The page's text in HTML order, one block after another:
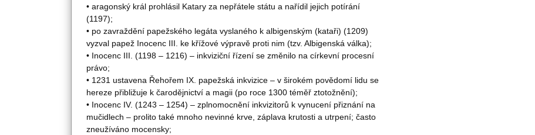
• aragonský král prohlásil Katary za nepřátele státu a nařídil jejich potírání
(1197);
• po zavraždění papežského legáta vyslaného k albigenským (kataři) (1209)
vyzval papež Inocenc III. ke křížové výpravě proti nim (tzv. Albigenská válka);
• Inocenc III. (1198 – 1216) – inkviziční řízení se změnilo na církevní procesní
právo;
• 1231 ustavena Řehořem IX. papežská inkvizice – v širokém povědomí lidu se
hereze přibližuje k čarodějnictví a magii (po roce 1300 téměř ztotožnění);
• Inocenc IV. (1243 – 1254) – zplnomocnění inkvizitorů k vynucení přiznání na
mučidlech – prolito také mnoho nevinné krve, záplava krutosti a utrpení; často
zneužíváno mocensky;